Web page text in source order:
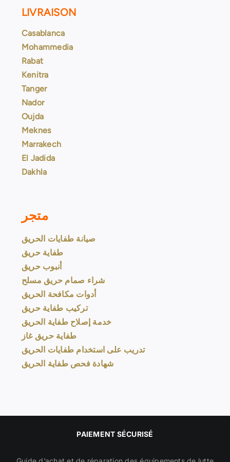
LIVRAISON
Casablanca
Mohammedia
Rabat
Kenitra
Tanger
Nador
Oujda
Meknes
Marrakech
El Jadida
Dakhla
متجر
صيانة طفايات الحريق
طفاية حريق
أنبوب حريق
شراء صمام حريق مسلح
أدوات مكافحة الحريق
تركيب طفاية حريق
خدمة إصلاح طفاية الحريق
طفاية حريق غاز
تدريب على استخدام طفايات الحريق
شهادة فحص طفاية الحريق
PAIEMENT SÉCURISÉ